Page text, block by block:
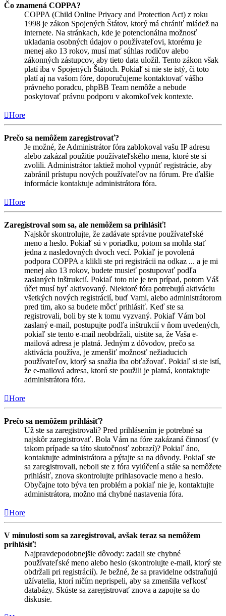
Čo znamená COPPA?
COPPA (Child Online Privacy and Protection Act) z roku
1998 je zákon Spojených Štátov, ktorý má chrániť mládež na
internete. Na stránkach, kde je potencionálna možnosť
ukladania osobných údajov o používateľovi, ktorému je
menej ako 13 rokov, musí mať súhlas rodičov alebo
zákonných zástupcov, aby tieto data uložil. Tento zákon však
platí iba v Spojených Štátoch. Pokiaľ si nie ste istý, či toto
platí aj na vašom fóre, doporučujeme kontaktovať vášho
právneho poradcu, phpBB Team nemôže a nebude
poskytovať právnu podporu v akomkoľvek kontexte.
Hore
Prečo sa nemôžem zaregistrovať?
Je možné, že Administrátor fóra zablokoval vašu IP adresu
alebo zakázal použitie používateľského mena, ktoré ste si
zvolili. Administrátor taktiež mohol vypnúť registrácie, aby
zabránil prístupu nových používateľov na fórum. Pre ďalšie
informácie kontaktuje administrátora fóra.
Hore
Zaregistroval som sa, ale nemôžem sa prihlásiť!
Najskôr skontrolujte, že zadávate správne používateľské
meno a heslo. Pokiaľ sú v poriadku, potom sa mohla stať
jedna z nasledovných dvoch vecí. Pokiaľ je povolená
podpora COPPA a klikli ste pri registrácii na odkaz ... a je mi
menej ako 13 rokov, budete musieť postupovať podľa
zaslaných inštrukcií. Pokiaľ toto nie je ten prípad, potom Váš
účet musí byť aktivovaný. Niektoré fóra potrebujú aktiváciu
všetkých nových registrácií, buď Vami, alebo administrátorom
pred tim, ako sa budete môcť prihlásiť. Keď ste sa
registrovali, boli by ste k tomu vyzvaný. Pokiaľ Vám bol
zaslaný e-mail, postupujte podľa inštrukcií v ňom uvedených,
pokiaľ ste tento e-mail neobdržali, uistite sa, že Vaša e-
mailová adresa je platná. Jedným z dôvodov, prečo sa
aktivácia používa, je zmenšiť možnosť nežiaducich
používateľov, ktorý sa snažia iba obťažovať. Pokiaľ si ste istí,
že e-mailová adresa, ktorú ste použili je platná, kontaktujte
administrátora fóra.
Hore
Prečo sa nemôžem prihlásiť?
Už ste sa zaregistrovali? Pred prihlásením je potrebné sa
najskôr zaregistrovať. Bola Vám na fóre zakázaná činnosť (v
takom prípade sa táto skutočnosť zobrazí)? Pokiaľ áno,
kontaktujte administrátora a pýtajte sa na dôvody. Pokiaľ ste
sa zaregistrovali, neboli ste z fóra vylúčení a stále sa nemôžete
prihlásiť, znova skontrolujte prihlasovacie meno a heslo.
Obyčajne toto býva ten problém a pokiaľ nie je, kontaktujte
administrátora, možno má chybné nastavenia fóra.
Hore
V minulosti som sa zaregistroval, avšak teraz sa nemôžem
prihlásiť!
Najpravdepodobnejšie dôvody: zadali ste chybné
používateľské meno alebo heslo (skontrolujte e-mail, ktorý ste
obdržali pri registrácií). Je bežné, že sa pravidelne odstraňujú
užívatelia, ktorí ničím neprispeli, aby sa zmenšila veľkosť
databázy. Skúste sa zaregistrovať znova a zapojte sa do
diskusie.